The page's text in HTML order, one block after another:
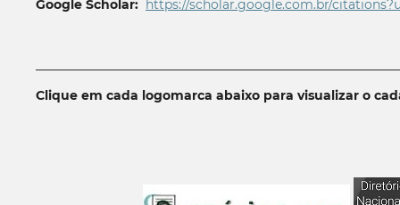
Google Scholar: https://scholar.google.com.br/
Clique em cada logomarca abaixo para visualizar o